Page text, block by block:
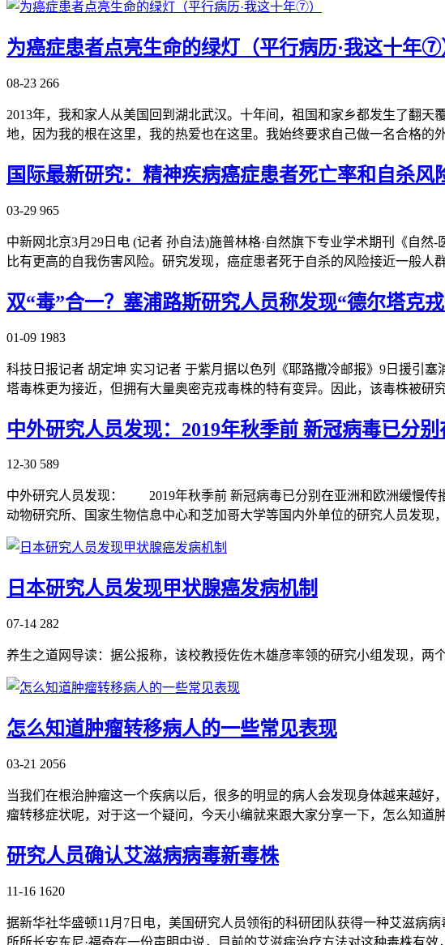
为癌症患者点亮生命的绿灯（平行病历·我这十年⑦
08-23 266
2013年，我和家人从美国回到湖北武汉。十年间，祖国和家乡都发生了翻
地，因为我的根在这里，我的热爱也在这里。我始终要求自己做一名合格
国际最新研究：精神疾病癌症患者死亡率和自杀风
03-29 965
中新网北京3月29日电 (记者 孙自法)施普林格·自然旗下专业学术期刊《自
比有更高的自我伤害风险。研究发现，癌症患者死于自杀的风险接近一般
双“毒”合一？塞浦路斯研究人员称发现“德尔塔克
01-09 1983
科技日报记者 胡定坤 实习记者 于紫月据以色列《耶路撒冷邮报》9日援引
塔毒株更为接近，但拥有大量奥密克戎毒株的特有变异。因此，该毒株被研
中外研究人员发现：2019年秋季前 新冠病毒已分
12-30 589
中外研究人员发现： 2019年秋季前 新冠病毒已分别在亚洲和欧洲缓慢传
动物研究所、国家生物信息中心和芝加哥大学等国内外单位的研究人员发
日本研究人员发现甲状腺癌发病机制
07-14 282
养生之道网导读：据公报称，该校教授佐佐木雄彦率领的研究小组发现，两
怎么知道肿瘤转移病人的一些常见表现
03-21 2056
当我们在根治肿瘤这一个疾病以后，很多的明显的病人会发现身体越来越
瘤转移症状呢，对于这一个疑问，今天小编就来跟大家分享一下，怎么知
研究人员确认艾滋病病毒新毒株
11-16 1620
据新华社华盛顿11月7日电，美国研究人员领衔的科研团队获得一种艾滋病
所所长安东尼·福奇在一份声明中说，目前的艾滋病治疗方法对这种毒株有